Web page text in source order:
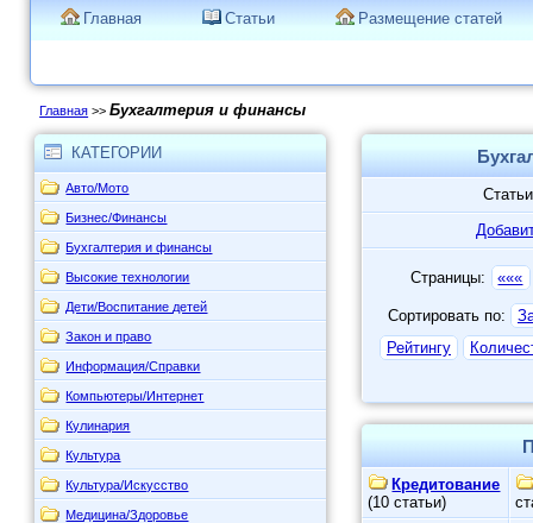
Главная Статьи Размещение статей
Главная >>Бухгалтерия и финансы
КАТЕГОРИИ
Авто/Мото
Бизнес/Финансы
Бухгалтерия и финансы
Высокие технологии
Дети/Воспитание детей
Закон и право
Информация/Справки
Компьютеры/Интернет
Кулинария
Культура
Культура/Искусство
Медицина/Здоровье
Страницы: «««
Сортировать по:
Рейтингу
Кредитование
(10 статьи)